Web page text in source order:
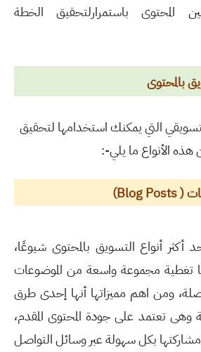
باستمرارلتحقيق الخطة
بالمحتوى
التي يمكنك استخدامها لتحقيق
الأنواع ما يلي:-
(
Blog Posts
)
أكثر أنواع التسويق بالمحتوى شيوعًا،
تغطية مجموعة واسعة من الموضوعات
ومن اهم مميزاتها أنها إحدى طرق
وهى تعتمد على جودة المحتوى المقدم،
مشاركتها بكل سهولة عبر وسائل التواصل